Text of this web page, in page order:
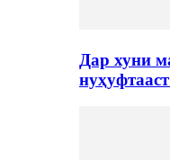
Дар хуни